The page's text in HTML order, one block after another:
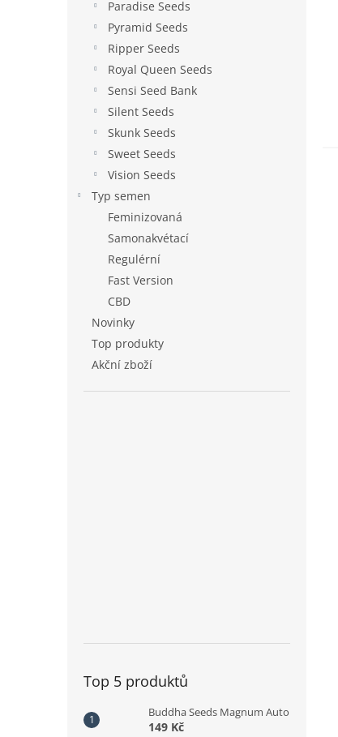
Paradise Seeds
Pyramid Seeds
Ripper Seeds
Royal Queen Seeds
Sensi Seed Bank
Silent Seeds
Skunk Seeds
Sweet Seeds
Vision Seeds
Typ semen
Feminizovaná
Samonakvétací
Regulérní
Fast Version
CBD
Novinky
Top produkty
Akční zboží
Top 5 produktů
Buddha Seeds Magnum Auto
149 Kč